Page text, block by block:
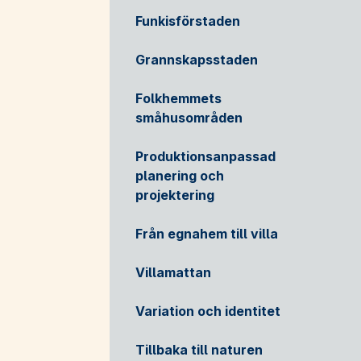
Funkisförstaden
Grannskapsstaden
Folkhemmets
småhusområden
Produktionsanpassad
planering och
projektering
Från egnahem till villa
Villamattan
Variation och identitet
Tillbaka till naturen